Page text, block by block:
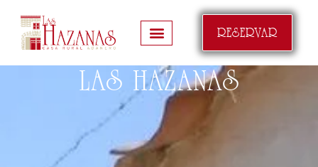
RESERVAR
LAS HAZANAS